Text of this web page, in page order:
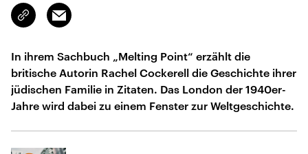
Link
kopieren/teilen
Email
In ihrem Sachbuch „Melting Point“ erzählt die
britische Autorin Rachel Cockerell die Geschichte ihrer
jüdischen Familie in Zitaten. Das London der 1940er-
Jahre wird dabei zu einem Fenster zur Weltgeschichte.